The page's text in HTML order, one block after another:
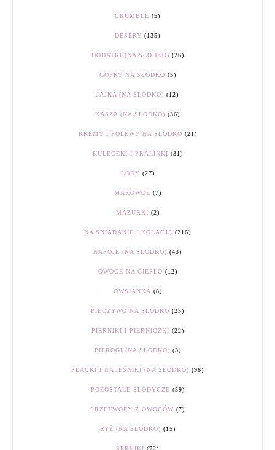
CRUMBLE (5)
DESERY (135)
DODATKI (NA SŁODKO) (26)
GOFRY NA SŁODKO (5)
JAJKA (NA SŁODKO) (12)
KASZA (NA SŁODKO) (36)
KREMY I POLEWY NA SŁODKO (21)
KULECZKI I PRALINKI (31)
LODY (27)
MAKOWCE (7)
MAZURKI (2)
NA ŚNIADANIE I KOLACJĘ (216)
NAPOJE (NA SŁODKO) (43)
OWOCE NA CIEPŁO (12)
OWSIANKA (8)
PIECZYWO NA SŁODKO (25)
PIERNIKI I PIERNICZKI (22)
PIEROGI (NA SŁODKO) (3)
PLACKI I NALEŚNIKI (NA SŁODKO) (96)
POZOSTAŁE SŁODYCZE (59)
PRZETWORY Z OWOCÓW (7)
RYŻ (NA SŁODKO) (15)
SERNIKI (72)